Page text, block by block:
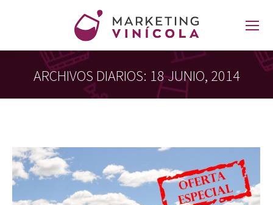
ARCHIVOS DIARIOS: 18 JUNIO, 2014
Estás aquí: